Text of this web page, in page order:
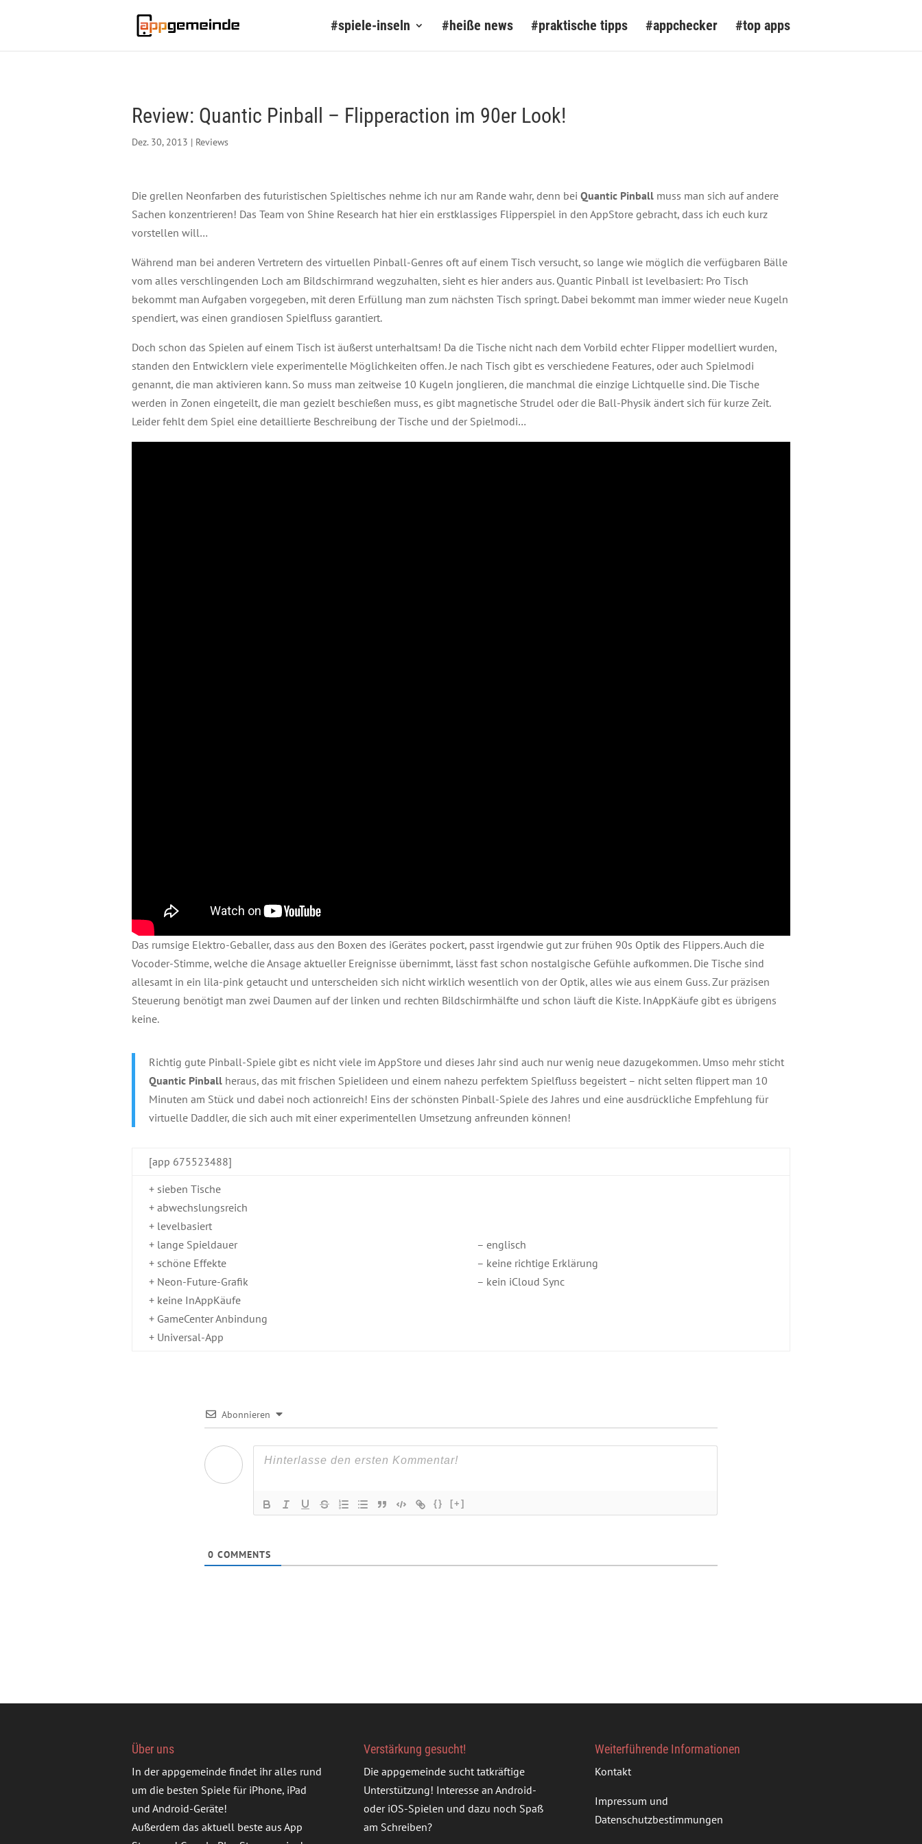
#spiele-inseln #heiße news #praktische tipps #appchecker #top apps
Review: Quantic Pinball – Flipperaction im 90er Look!
Dez. 30, 2013 | Reviews
Die grellen Neonfarben des futuristischen Spieltisches nehme ich nur am Rande wahr, denn bei Quantic Pinball muss man sich auf andere
Sachen konzentrieren! Das Team von Shine Research hat hier ein erstklassiges Flipperspiel in den AppStore gebracht, dass ich euch kurz
vorstellen will…
Während man bei anderen Vertretern des virtuellen Pinball-Genres oft auf einem Tisch versucht, so lange wie möglich die verfügbaren Bälle
vom alles verschlingenden Loch am Bildschirmrand wegzuhalten, sieht es hier anders aus. Quantic Pinball ist levelbasiert: Pro Tisch
bekommt man Aufgaben vorgegeben, mit deren Erfüllung man zum nächsten Tisch springt. Dabei bekommt man immer wieder neue Kugeln
spendiert, was einen grandiosen Spielfluss garantiert.
Doch schon das Spielen auf einem Tisch ist äußerst unterhaltsam! Da die Tische nicht nach dem Vorbild echter Flipper modelliert wurden,
standen den Entwicklern viele experimentelle Möglichkeiten offen. Je nach Tisch gibt es verschiedene Features, oder auch Spielmodi
genannt, die man aktivieren kann. So muss man zeitweise 10 Kugeln jonglieren, die manchmal die einzige Lichtquelle sind. Die Tische
werden in Zonen eingeteilt, die man gezielt beschießen muss, es gibt magnetische Strudel oder die Ball-Physik ändert sich für kurze Zeit.
Leider fehlt dem Spiel eine detaillierte Beschreibung der Tische und der Spielmodi…
Das rumsige Elektro-Geballer, dass aus den Boxen des iGerätes pockert, passt irgendwie gut zur frühen 90s Optik des Flippers. Auch die
Vocoder-Stimme, welche die Ansage aktueller Ereignisse übernimmt, lässt fast schon nostalgische Gefühle aufkommen. Die Tische sind
allesamt in ein lila-pink getaucht und unterscheiden sich nicht wirklich wesentlich von der Optik, alles wie aus einem Guss. Zur präzisen
Steuerung benötigt man zwei Daumen auf der linken und rechten Bildschirmhälfte und schon läuft die Kiste. InAppKäufe gibt es übrigens
keine.
Richtig gute Pinball-Spiele gibt es nicht viele im AppStore und dieses Jahr sind auch nur wenig neue dazugekommen. Umso mehr sticht
Quantic Pinball heraus, das mit frischen Spielideen und einem nahezu perfektem Spielfluss begeistert – nicht selten flippert man 10
Minuten am Stück und dabei noch actionreich! Eins der schönsten Pinball-Spiele des Jahres und eine ausdrückliche Empfehlung für
virtuelle Daddler, die sich auch mit einer experimentellen Umsetzung anfreunden können!
[app 675523488]
+ sieben Tische
+ abwechslungsreich
+ levelbasiert
+ lange Spieldauer
+ schöne Effekte
+ Neon-Future-Grafik
+ keine InAppKäufe
+ GameCenter Anbindung
+ Universal-App
– englisch
– keine richtige Erklärung
– kein iCloud Sync
Abonnieren
{} [+]
0 COMMENTS
Über uns
In der appgemeinde findet ihr alles rund
um die besten Spiele für iPhone, iPad
und Android-Geräte!
Außerdem das aktuell beste aus App
Verstärkung gesucht!
Die appgemeinde sucht tatkräftige
Unterstützung! Interesse an Android-
oder iOS-Spielen und dazu noch Spaß
am Schreiben?
Weiterführende Informationen
Kontakt
Impressum und
Datenschutzbestimmungen